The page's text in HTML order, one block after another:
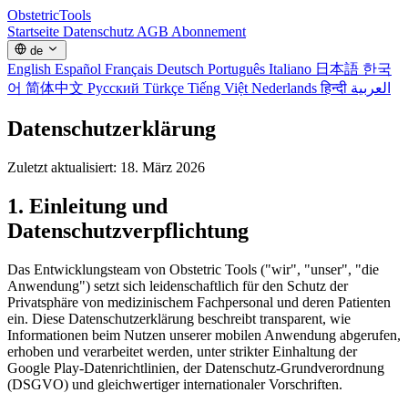
ObstetricTools
Startseite Datenschutz AGB Abonnement
de
English Español Français Deutsch Português Italiano 日本語 한국
어 简体中文 Русский Türkçe Tiếng Việt Nederlandsहिन्दी العربية
Datenschutzerklärung
Zuletzt aktualisiert: 18. März 2026
1. Einleitung und
Datenschutzverpflichtung
Das Entwicklungsteam von Obstetric Tools ("wir", "unser", "die
Anwendung") setzt sich leidenschaftlich für den Schutz der
Privatsphäre von medizinischem Fachpersonal und deren Patienten
ein. Diese Datenschutzerklärung beschreibt transparent, wie
Informationen beim Nutzen unserer mobilen Anwendung abgerufen,
erhoben und verarbeitet werden, unter strikter Einhaltung der
Google Play-Datenrichtlinien, der Datenschutz-Grundverordnung
(DSGVO) und gleichwertiger internationaler Vorschriften.